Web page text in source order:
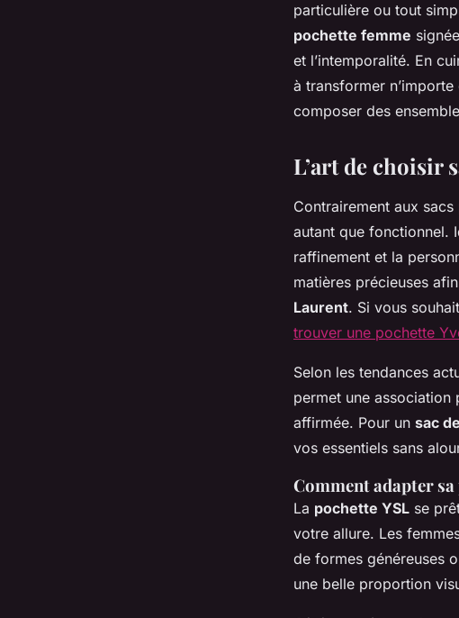
particulière ou tout
pochette femme signée
et l’intemporalité. En
à transformer
composer des
L’art de choisir
Contrairement aux
autant que fonctionnel.
raffinement et la
matières précieuses
Laurent. Si vous
trouver une pochette
Selon les tendances
permet une association
affirmée. Pour un sac
vos essentiels sans
Comment adapter
La pochette YSL se
votre allure. Les
de formes généreuses
une belle proportion